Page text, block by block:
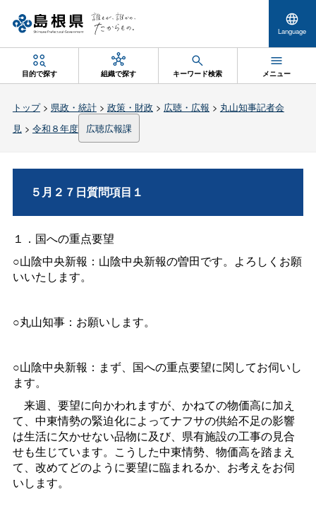
Language
目的で探す 組織で探す キーワード検索 メニュー
トップ> 県政・統計> 政策・財政 > 広聴・広報 > 丸山知事記者会
見> 令和８年度 広聴広報課
５月２７日質問項目１
１．国への重点要望
○山陰中央新報：山陰中央新報の曽田です。よろしくお願
いいたします。
○丸山知事：お願いします。
○山陰中央新報：まず、国への重点要望に関してお伺いし
ます。
来週、要望に向かわれますが、かねての物価高に加え
て、中東情勢の緊迫化によってナフサの供給不足の影響
は生活に欠かせない品物に及び、県有施設の工事の見合
せも生じています。こうした中東情勢、物価高を踏まえ
て、改めてどのように要望に臨まれるか、お考えをお伺
いします。